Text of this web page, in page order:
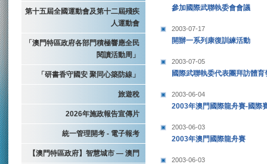
第十五屆全國運動會及第十二屆殘疾
人運動會
「澳門特區政府各部門積極響應全民
閱讀活動周」
「研書香守國安 聚同心築防線」
旅遊稅
2026年施政報告宣傳片
統一管理開考 - 電子報考
【澳門特區政府】智慧城市 — 澳門
參加國際武聯執委會會議
2003-07-17
開辦一系列康復訓練活動
2003-07-05
國際武聯執委代表團拜訪體育
2003-06-04
2003年澳門國際龍舟賽-國際
2003-06-03
2003年澳門國際龍舟賽
2003-06-03